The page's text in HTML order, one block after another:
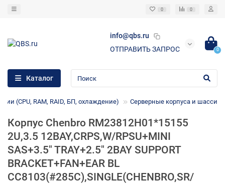
0 0
info@qbs.ru
ОТПРАВИТЬ ЗАПРОС
0
Каталог
(CPU, RAM, RAID, БП, охлаждение) Серверные корпуса и шасси
Корпус Chenbro RM23812H01*15155
2U,3.5 12BAY,CRPS,W/RPSU+MINI
SAS+3.5" TRAY+2.5" 2BAY SUPPORT
BRACKET+FAN+EAR BL
CC8103(#285C),SINGLE(CHENBRO,SR/